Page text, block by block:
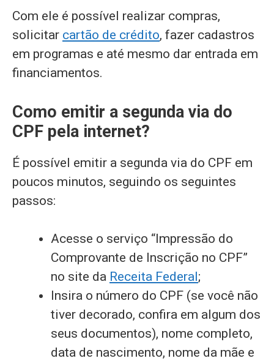
Com ele é possível realizar compras,
solicitar cartão de crédito, fazer cadastros
em programas e até mesmo dar entrada em
financiamentos.
Como emitir a segunda via do
CPF pela internet?
É possível emitir a segunda via do CPF em
poucos minutos, seguindo os seguintes
passos:
Acesse o serviço “Impressão do
Comprovante de Inscrição no CPF”
no site da Receita Federal ;
Insira o número do CPF (se você não
tiver decorado, confira em algum dos
seus documentos), nome completo,
data de nascimento, nome da mãe e